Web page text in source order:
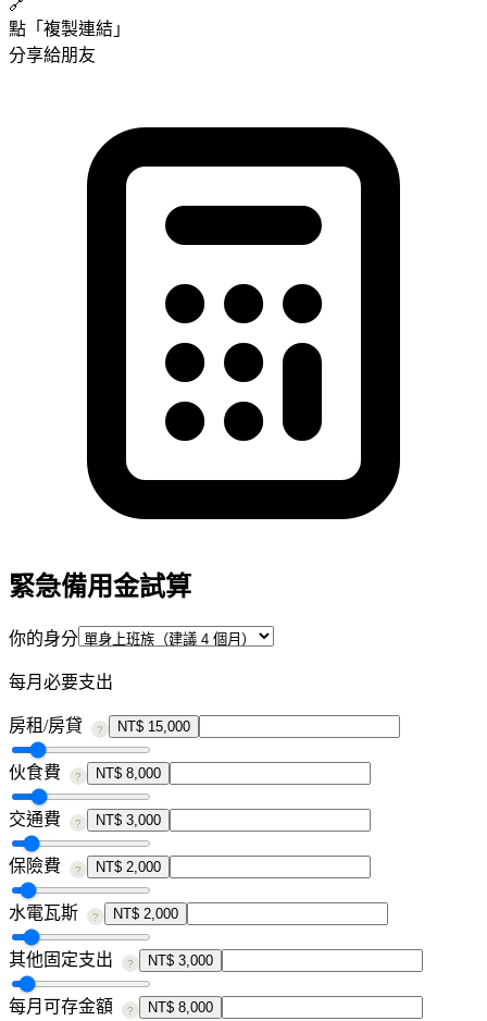
點「複製連結」
分享給朋友
緊急備用金試算
你的身分
每月必要支出
房租/房貸 ? NT$ 15,000
伙食費 ? NT$ 8,000
交通費 ? NT$ 3,000
保險費 ? NT$ 2,000
水電瓦斯 ? NT$ 2,000
其他固定支出 ? NT$ 3,000
每月可存金額 ? NT$ 8,000